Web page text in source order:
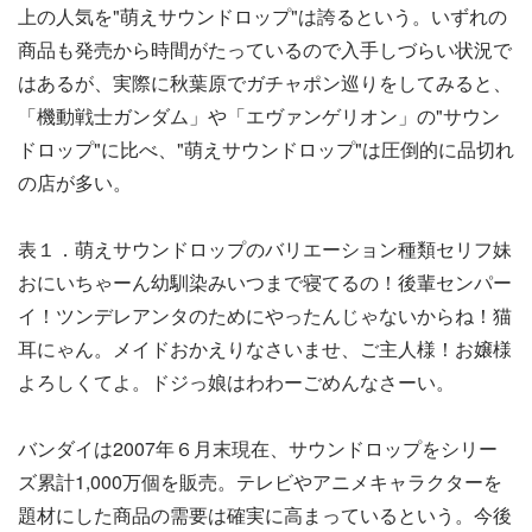
上の人気を"萌えサウンドロップ"は誇るという。いずれの
商品も発売から時間がたっているので入手しづらい状況で
はあるが、実際に秋葉原でガチャポン巡りをしてみると、
「機動戦士ガンダム」や「エヴァンゲリオン」の"サウン
ドロップ"に比べ、"萌えサウンドロップ"は圧倒的に品切れ
の店が多い。
表１．萌えサウンドロップのバリエーション種類セリフ妹
おにいちゃーん幼馴染みいつまで寝てるの！後輩センパー
イ！ツンデレアンタのためにやったんじゃないからね！猫
耳にゃん。メイドおかえりなさいませ、ご主人様！お嬢様
よろしくてよ。ドジっ娘はわわーごめんなさーい。
バンダイは2007年６月末現在、サウンドロップをシリー
ズ累計1,000万個を販売。テレビやアニメキャラクターを
題材にした商品の需要は確実に高まっているという。今後